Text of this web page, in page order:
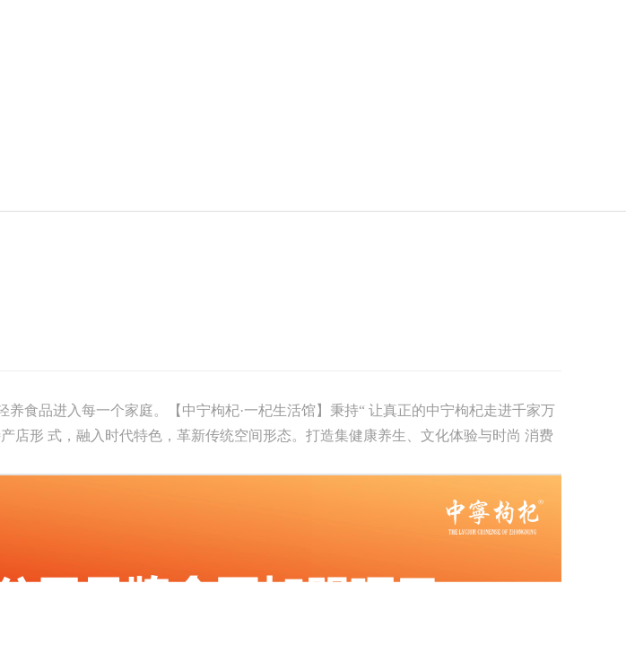
食品进入每一个家庭。【中宁枸杞·一杞生活馆】秉持“ 让真正的中宁枸杞走进千家万
店形 式，融入时代特色，革新传统空间形态。打造集健康养生、文化体验与时尚 消费